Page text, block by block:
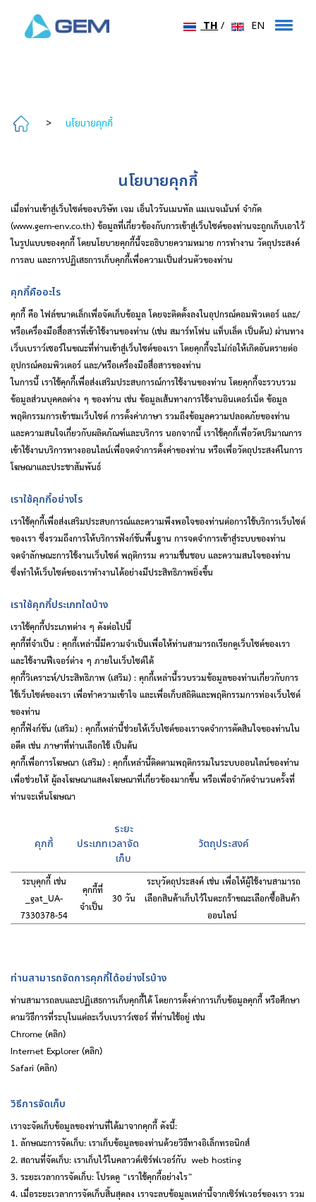
TH/ EN
> นโยบายคุกกี้
นโยบายคุกกี้
เมื่อท่านเข้าสู่เว็บไซต์ของบริษัท เจม เอ็นไวรันเมนทัลแมเนจเม้นท์จำกัด
(www.gem-env.co.th)ข้อมูลที่เกี่ยวข้องกับการเข้าสู่เว็บไซต์ของท่านจะถูกเก็บเอาไว้
ในรูปแบบของคุกกี้โดยนโยบายคุกกี้นี้จะอธิบายความหมาย การทำงานวัตถุประสงค์
การลบและการปฏิเสธการเก็บคุกกี้เพื่อความเป็นส่วนตัวของท่าน
คุกกี้คืออะไร
คุกกี้คือไฟล์ขนาดเล็กเพื่อจัดเก็บข้อมูลโดยจะติดตั้งลงในอุปกรณ์คอมพิวเตอร์และ/
หรือเครื่องมือสื่อสารที่เข้าใช้งานของท่าน(เช่นสมาร์ทโฟนแท็บเล็ตเป็นต้น)ผ่านทาง
เว็บเบราว์เซอร์ในขณะที่ท่านเข้าสู่เว็บไซต์ของเราโดยคุกกี้จะไม่ก่อให้เกิดอันตรายต่อ
อุปกรณ์คอมพิวเตอร์และ/หรือเครื่องมือสื่อสารของท่าน
ในการนี้เราใช้คุกกี้เพื่อส่งเสริมประสบการณ์การใช้งานของท่านโดยคุกกี้จะรวบรวม
ข้อมูลส่วนบุคคลต่าง ๆ ของท่านเช่นข้อมูลเส้นทางการใช้งานอินเตอร์เน็ตข้อมูล
พฤติกรรมการเข้าชมเว็บไซต์การตั้งค่าภาษารวมถึงข้อมูลความปลอดภัยของท่าน
และความสนใจเกี่ยวกับผลิตภัณฑ์และบริการนอกจากนี้เราใช้คุกกี้เพื่อวัดปริมาณการ
เข้าใช้งานบริการทางออนไลน์เพื่อจดจำการตั้งค่าของท่านหรือเพื่อวัตถุประสงค์ในการ
โฆษณาและประชาสัมพันธ์
เราใช้คุกกี้อย่างไร
เราใช้คุกกี้เพื่อส่งเสริมประสบการณ์และความพึงพอใจของท่านต่อการใช้บริการเว็บไซต์
ของเราซึ่งรวมถึงการให้บริการฟังก์ชันพื้นฐานการจดจำการเข้าสู่ระบบของท่าน
จดจำลักษณะการใช้งานเว็บไซต์พฤติกรรม ความชื่นชอบและความสนใจของท่าน
ซึ่งทำให้เว็บไซต์ของเราทำงานได้อย่างมีประสิทธิภาพยิ่งขึ้น
เราใช้คุกกี้ประเภทใดบ้าง
เราใช้คุกกี้ประเภทต่าง ๆ ดังต่อไปนี้
คุกกี้ที่จำเป็น : คุกกี้เหล่านี้มีความจำเป็นเพื่อให้ท่านสามารถเรียกดูเว็บไซต์ของเรา
และใช้งานฟีเจอร์ต่าง ๆ ภายในเว็บไซต์ได้
คุกกี้วิเคราะห์/ประสิทธิภาพ (เสริม) : คุกกี้เหล่านี้รวบรวมข้อมูลของท่านเกี่ยวกับการ
ใช้เว็บไซต์ของเรา เพื่อทำความเข้าใจ และเพื่อเก็บสถิติและพฤติกรรมการท่องเว็บไซต์
ของท่าน
คุกกี้ฟังก์ชัน (เสริม) : คุกกี้เหล่านี้ช่วยให้เว็บไซต์ของเราจดจำการตัดสินใจของท่านใน
อดีต เช่น ภาษาที่ท่านเลือกใช้ เป็นต้น
คุกกี้เพื่อการโฆษณา (เสริม) : คุกกี้เหล่านี้ติดตามพฤติกรรมในระบบออนไลน์ของท่าน
เพื่อช่วยให้ ผู้ลงโฆษณาแสดงโฆษณาที่เกี่ยวข้องมากขึ้น หรือเพื่อจำกัดจำนวนครั้งที่
ท่านจะเห็นโฆษณา
คุกกี้ ประเภท
ระยะ
เวลาจัด
เก็บ
วัตถุประสงค์
ระบุคุกกี้ เช่น
_gat_UA-
7330378-54
คุกกี้ที่
จำเป็น
30 วัน
ระบุวัตถุประสงค์ เช่น เพื่อให้ผู้ใช้งานสามารถ
เลือกสินค้าเก็บไว้ในตะกร้าขณะเลือกซื้อสินค้า
ออนไลน์
ท่านสามารถจัดการคุกกี้ได้อย่างไรบ้าง
ท่านสามารถลบและปฏิเสธการเก็บคุกกี้ได้ โดยการตั้งค่าการเก็บข้อมูลคุกกี้ หรือศึกษา
ตามวิธีการที่ระบุในแต่ละเว็บเบราว์เซอร์ ที่ท่านใช้อยู่ เช่น
Chrome (คลิก)
Internet Explorer (คลิก)
Safari (คลิก)
วิธีการจัดเก็บ
เราจะจัดเก็บข้อมูลของท่านที่ได้มาจากคุกกี้ ดังนี้:
1. ลักษณะการจัดเก็บ: เราเก็บข้อมูลของท่านด้วยวิธีทางอิเล็กทรอนิกส์
2. สถานที่จัดเก็บ:เราเก็บไว้ในคลาวด์เซิร์ฟเวอร์กับ web hosting
3. ระยะเวลาการจัดเก็บ: โปรดดู “เราใช้คุกกี้อย่างไร”
4.เมื่อระยะเวลาการจัดเก็บสิ้นสุดลง เราจะลบข้อมูลเหล่านี้จากเซิร์ฟเวอร์ของเรารวม